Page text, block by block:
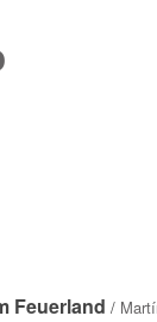
Feuerland /